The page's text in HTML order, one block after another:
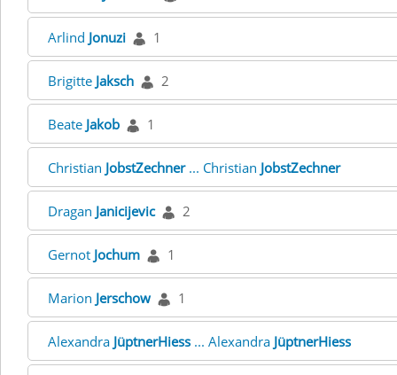
Arlind Jonuzi 1
Brigitte Jaksch 2
Beate Jakob 1
Christian JobstZechner... Christian JobstZechner
Dragan Janicijevic 2
Gernot Jochum 1
Marion Jerschow 1
Alexandra JüptnerHiess ... Alexandra JüptnerHiess